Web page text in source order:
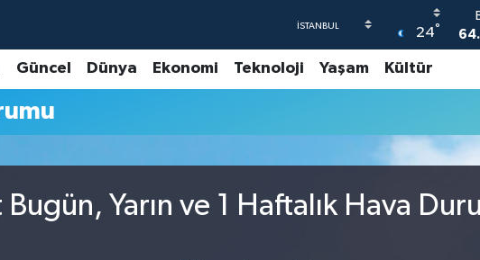
24°
Güncel Dünya Ekonomi Teknoloji Yaşam Kültür
Bugün, Yarın ve 1 Haftalık Hava